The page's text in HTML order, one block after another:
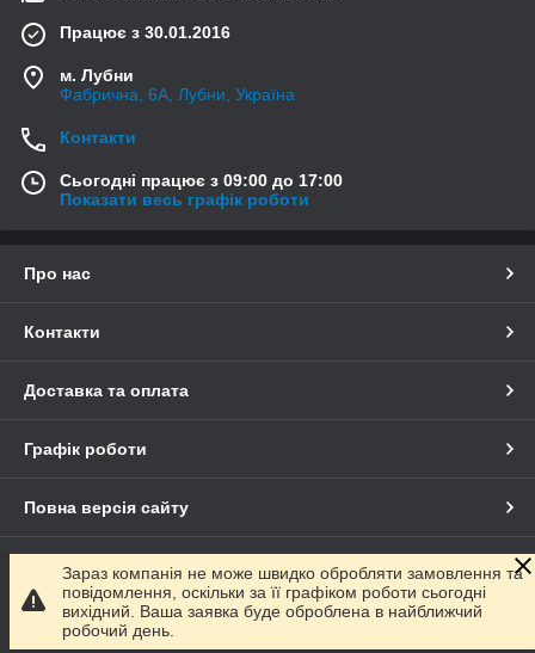
Працює з 30.01.2016
м. Лубни
Фабрична, 6А, Лубни, Україна
Контакти
Сьогодні працює з 09:00 до 17:00
Показати весь графік роботи
Про нас
Контакти
Доставка та оплата
Графік роботи
Повна версія сайту
Сайт створено на маркетплейсі Prom.ua
Політика конфіденційності
Зараз компанія не може швидко обробляти замовлення та
повідомлення, оскільки за її графіком роботи сьогодні
вихідний. Ваша заявка буде оброблена в найближчий
робочий день.